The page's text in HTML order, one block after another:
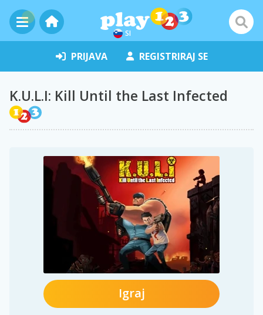
SI
PRIJAVA REGISTRIRAJ SE
K.U.L.I: Kill Until the Last Infected
Igraj